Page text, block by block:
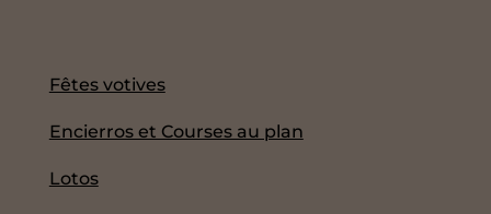
Fêtes votives
Encierros et Courses au plan
Lotos